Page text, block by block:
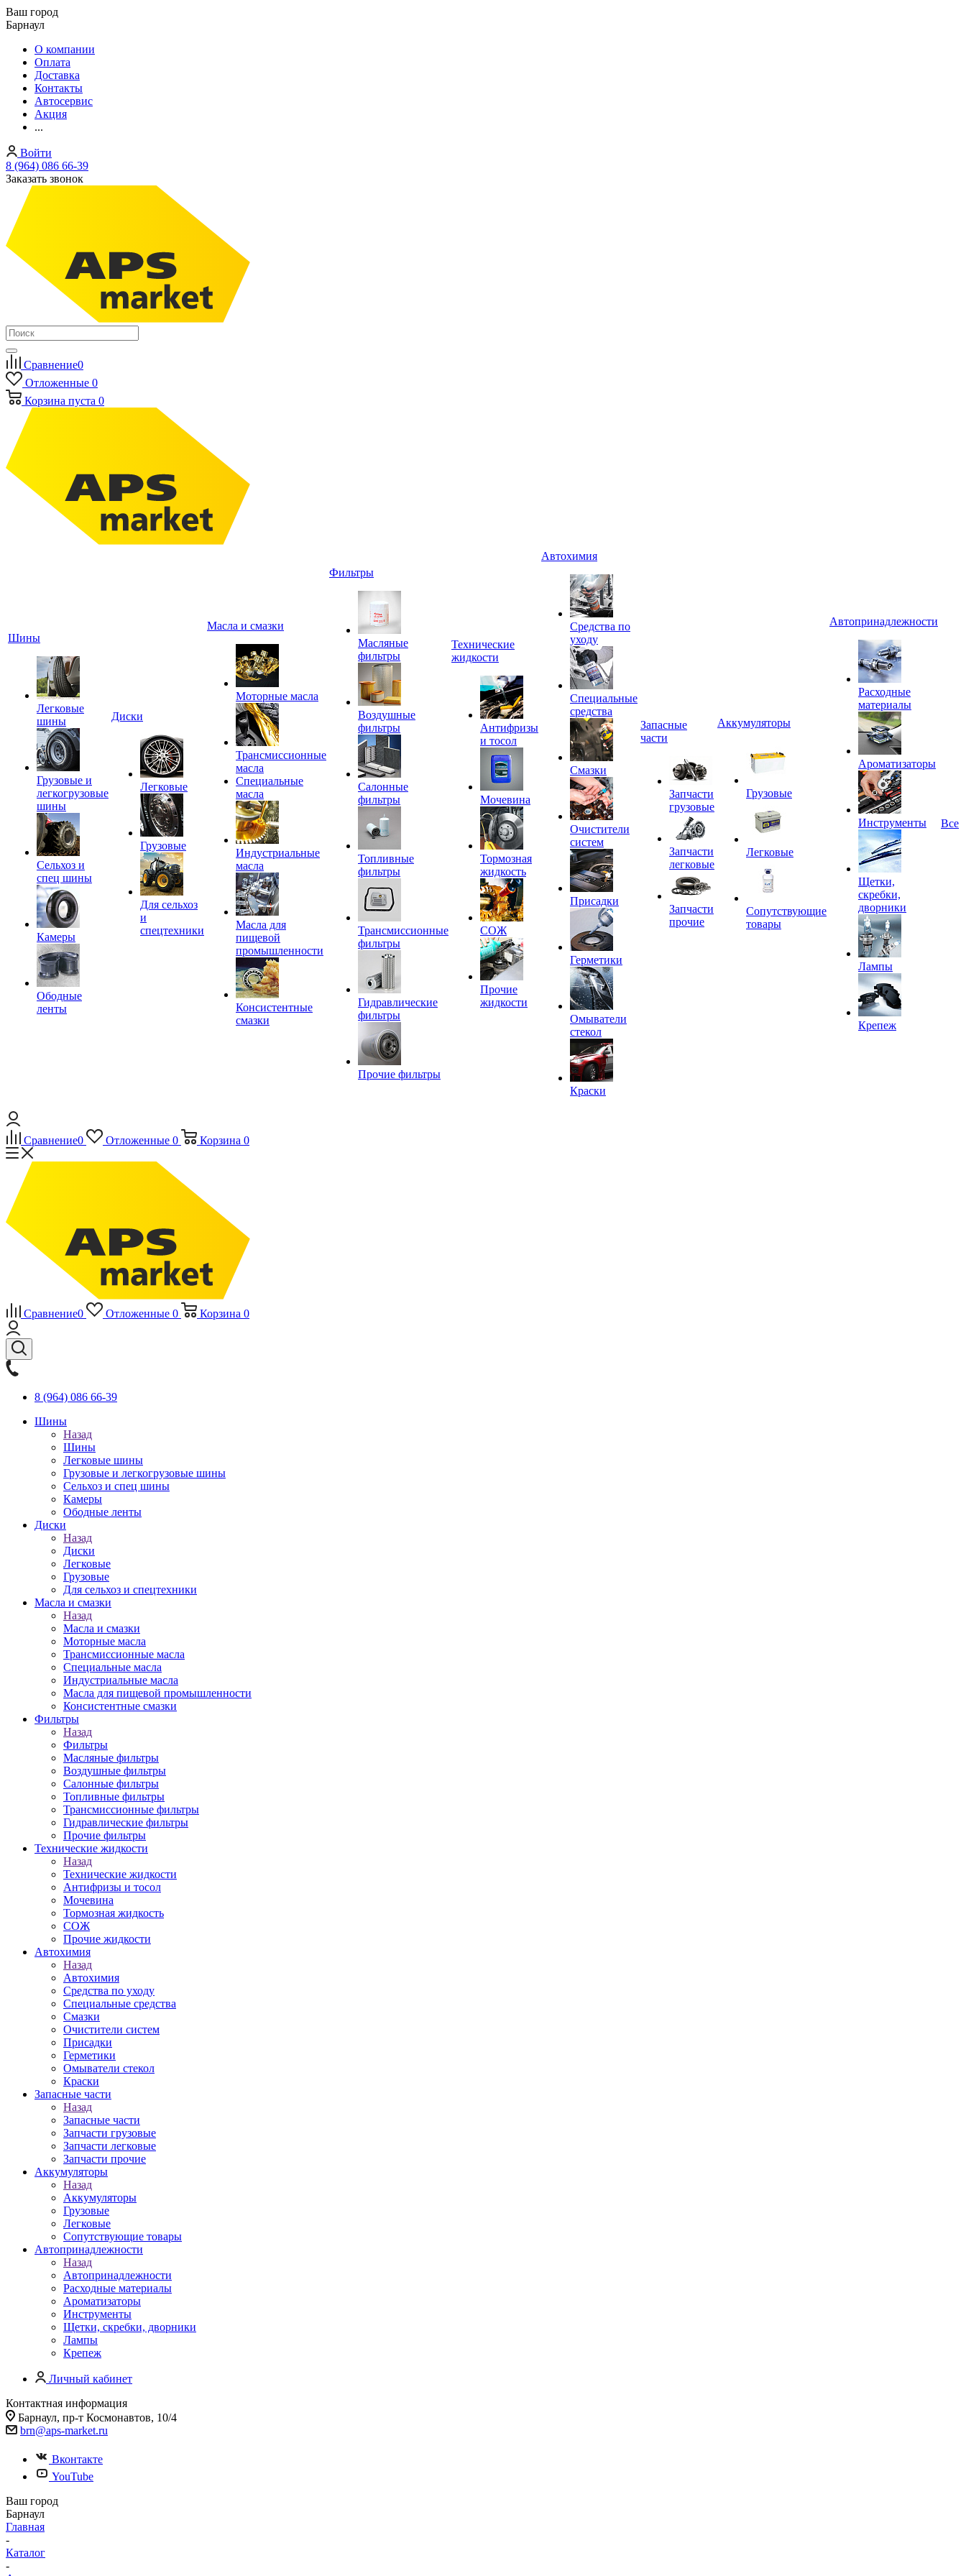
Ваш город
Барнаул
О компании
Оплата
Доставка
Контакты
Автосервис
Акция
...
Войти
8 (964) 086 66-39
Заказать звонок
Сравнение0
Отложенные 0
Корзина пуста 0
Шины
Легковые
шины
Грузовые и
легкогрузовые
шины
Сельхоз и
спец шины
Камеры
Ободные
ленты
Диски
Легковые
Грузовые
Для сельхоз
и
спецтехники
Масла и смазки
Моторные масла
Трансмиссионные
масла
Специальные
масла
Индустриальные
масла
Масла для
пищевой
промышленности
Консистентные
смазки
Фильтры
Масляные
фильтры
Воздушные
фильтры
Салонные
фильтры
Топливные
фильтры
Трансмиссионные
фильтры
Гидравлические
фильтры
Прочие фильтры
Технические
жидкости
Антифризы
и тосол
Мочевина
Тормозная
жидкость
СОЖ
Прочие
жидкости
Автохимия
Средства по
уходу
Специальные
средства
Смазки
Очистители
систем
Присадки
Герметики
Омыватели
стекол
Краски
Запасные
части
Запчасти
грузовые
Запчасти
легковые
Запчасти
прочие
Аккумуляторы
Грузовые
Легковые
Сопутствующие
товары
Автопринадлежности
Расходные
материалы
Ароматизаторы
Инструменты
Щетки,
скребки,
дворники
Лампы
Крепеж
Все
Сравнение0 Отложенные 0 Корзина 0
Сравнение0 Отложенные 0 Корзина 0
8 (964) 086 66-39
Шины
Назад
Шины
Легковые шины
Грузовые и легкогрузовые шины
Сельхоз и спец шины
Камеры
Ободные ленты
Диски
Назад
Диски
Легковые
Грузовые
Для сельхоз и спецтехники
Масла и смазки
Назад
Масла и смазки
Моторные масла
Трансмиссионные масла
Специальные масла
Индустриальные масла
Масла для пищевой промышленности
Консистентные смазки
Фильтры
Назад
Фильтры
Масляные фильтры
Воздушные фильтры
Салонные фильтры
Топливные фильтры
Трансмиссионные фильтры
Гидравлические фильтры
Прочие фильтры
Технические жидкости
Назад
Технические жидкости
Антифризы и тосол
Мочевина
Тормозная жидкость
СОЖ
Прочие жидкости
Автохимия
Назад
Автохимия
Средства по уходу
Специальные средства
Смазки
Очистители систем
Присадки
Герметики
Омыватели стекол
Краски
Запасные части
Назад
Запасные части
Запчасти грузовые
Запчасти легковые
Запчасти прочие
Аккумуляторы
Назад
Аккумуляторы
Грузовые
Легковые
Сопутствующие товары
Автопринадлежности
Назад
Автопринадлежности
Расходные материалы
Ароматизаторы
Инструменты
Щетки, скребки, дворники
Лампы
Крепеж
Личный кабинет
Контактная информация
Барнаул, пр-т Космонавтов, 10/4
brn@aps-market.ru
Вконтакте
YouTube
Ваш город
Барнаул
Главная
-
Каталог
-